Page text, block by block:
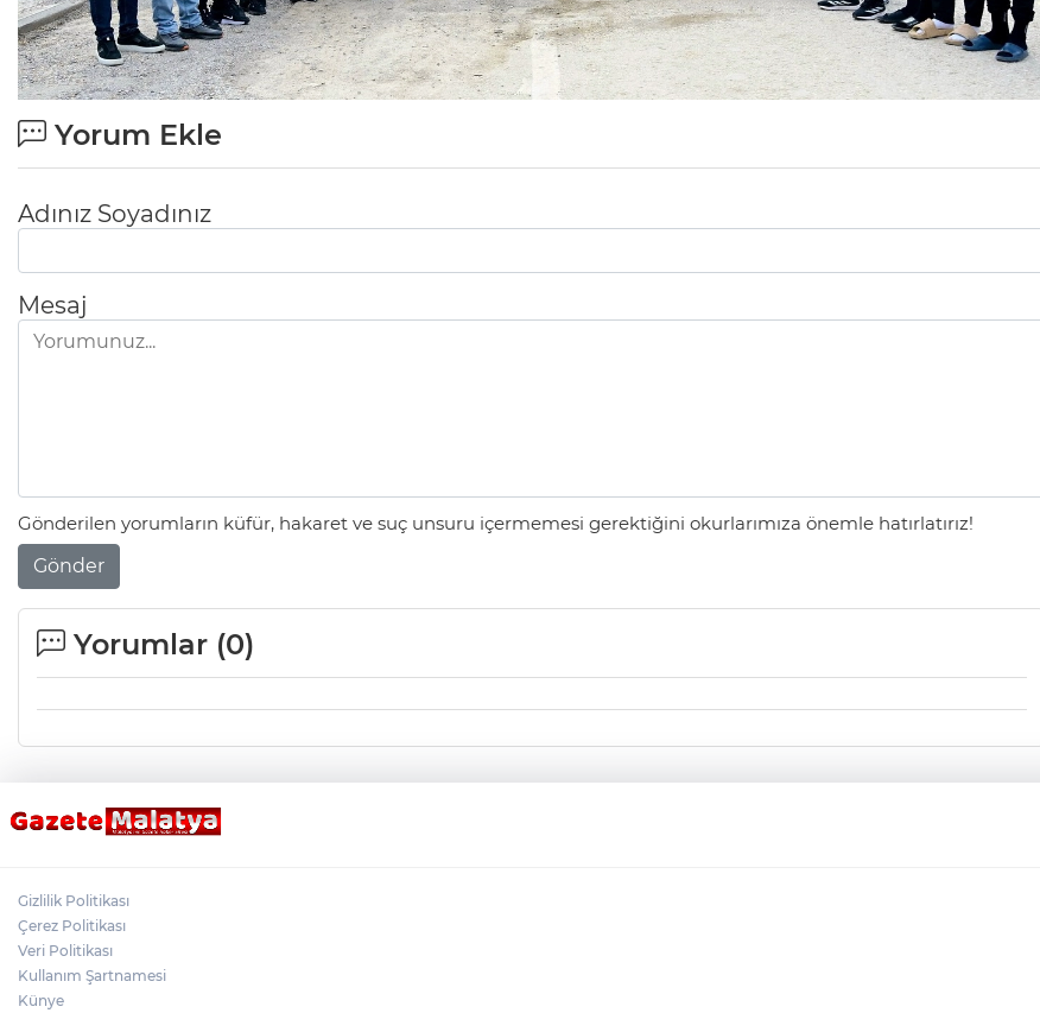
Yorum Ekle
Adınız Soyadınız
Mesaj
Gönderilen yorumların küfür, hakaret ve suç unsuru içermemesi gerektiğini okurlarımıza önemle hatırlatırız!
Gönder
Yorumlar (0)
Gizlilik Politikası
Çerez Politikası
Veri Politikası
Kullanım Şartnamesi
Künye